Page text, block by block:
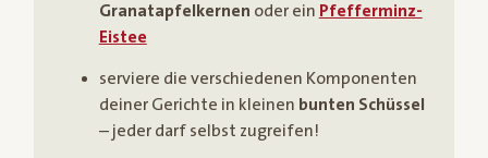
Granatapfelkernen oder ein Pfefferminz-
Eistee
serviere die verschiedenen Komponenten
deiner Gerichte in kleinen bunten Schüssel
– jeder darf selbst zugreifen!